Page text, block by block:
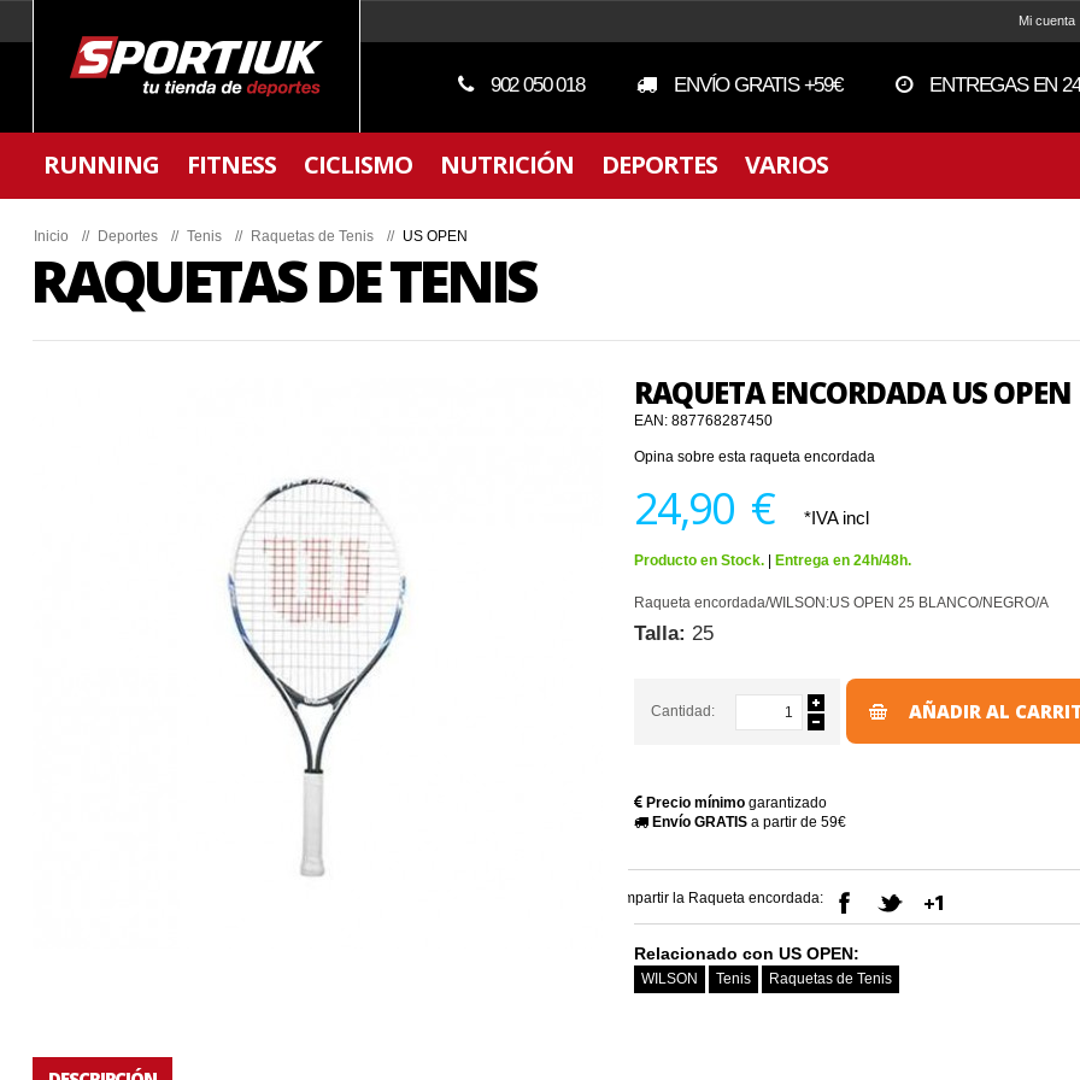
Mi cuenta
902 050 018 ENVÍO GRATIS +59€ ENTREGAS EN
RUNNING FITNESS CICLISMO NUTRICIÓN DEPORTES VARIOS
Inicio // Deportes // Tenis // Raquetas de Tenis // US OPEN
RAQUETAS DE TENIS
RAQUETA ENCORDADA US
EAN:887768287450
Opina sobre esta raqueta encordada
24,90 € *IVA incl
Producto en Stock. Entrega en 24h/48h.
Raqueta encordada/WILSON:US OPEN 25 BLANCO/NEGRO/A
Talla: 25
Cantidad: AÑADIR AL
Precio mínimo garantizado
Envío GRATIS a partir de 59€
Compartir la Raqueta encordada:
Relacionado con US OPEN:
WILSON Tenis Raquetas de Tenis